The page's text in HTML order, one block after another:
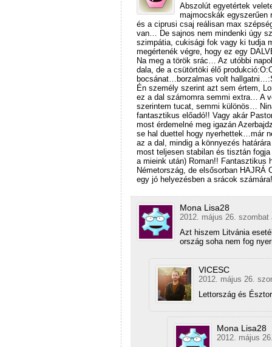
Abszolút egyetértek
majmocskák
és a ciprusi csaj reálisan max
van… De sajnos nem mindenki úgy
szimpátia, cukisági fok vagy ki tudja
megértenék végre, hogy ez egy
Na meg a török srác… Az utóbbi
dala, de a csütörtöki élő
bocsánat…borzalmas volt
Én személy szerint azt sem értem,
ez a dal számomra semmi extra… A
szerintem tucat, semmi különös…
fantasztikus előadó!! Vagy akár
most érdemelné meg igazán
se hal duettel hogy nyerhettek…már
az a dal, mindig a könnyezés
most teljesen stabilan és tisztán
a mieink után) Roman!! Fantasztikus
Németország, de elsősorban
egy jó helyezésben a srácok
Mona Lisa28
2012. május 26. szombat
Azt hiszem Litvánia
ország soha nem fog
VICESC
2012. május 26.
Lettország és
Mona Lisa28
2012. május